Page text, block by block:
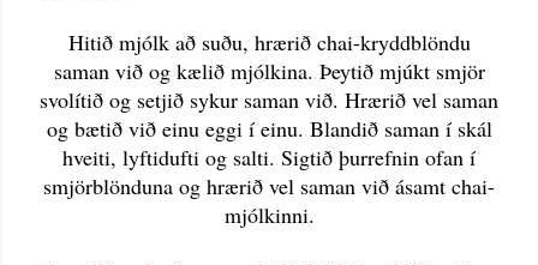
Hitið mjólk að suðu, hrærið chai-kryddblöndu
saman við og kælið mjólkina. Þeytið mjúkt smjör
svolítið og setjið sykur saman við. Hrærið vel saman
og bætið við einu eggi í einu. Blandið saman í skál
hveiti, lyftidufti og salti. Sigtið þurrefnin ofan í
smjörblönduna og hrærið vel saman við ásamt chai-
mjólkinni.